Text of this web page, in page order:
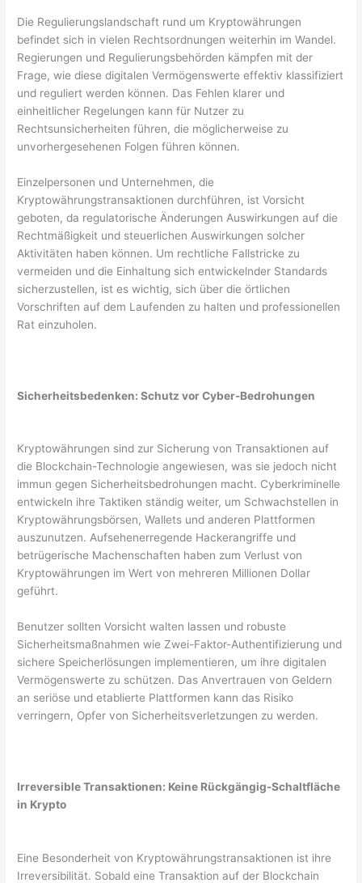
Die Regulierungslandschaft rund um Kryptowährungen
befindet sich in vielen Rechtsordnungen weiterhin im Wandel.
Regierungen und Regulierungsbehörden kämpfen mit der
Frage, wie diese digitalen Vermögenswerte effektiv klassifiziert
und reguliert werden können. Das Fehlen klarer und
einheitlicher Regelungen kann für Nutzer zu
Rechtsunsicherheiten führen, die möglicherweise zu
unvorhergesehenen Folgen führen können.
Einzelpersonen und Unternehmen, die
Kryptowährungstransaktionen durchführen, ist Vorsicht
geboten, da regulatorische Änderungen Auswirkungen auf die
Rechtmäßigkeit und steuerlichen Auswirkungen solcher
Aktivitäten haben können. Um rechtliche Fallstricke zu
vermeiden und die Einhaltung sich entwickelnder Standards
sicherzustellen, ist es wichtig, sich über die örtlichen
Vorschriften auf dem Laufenden zu halten und professionellen
Rat einzuholen.
Sicherheitsbedenken: Schutz vor Cyber-Bedrohungen
Kryptowährungen sind zur Sicherung von Transaktionen auf
die Blockchain-Technologie angewiesen, was sie jedoch nicht
immun gegen Sicherheitsbedrohungen macht. Cyberkriminelle
entwickeln ihre Taktiken ständig weiter, um Schwachstellen in
Kryptowährungsbörsen, Wallets und anderen Plattformen
auszunutzen. Aufsehenerregende Hackerangriffe und
betrügerische Machenschaften haben zum Verlust von
Kryptowährungen im Wert von mehreren Millionen Dollar
geführt.
Benutzer sollten Vorsicht walten lassen und robuste
Sicherheitsmaßnahmen wie Zwei-Faktor-Authentifizierung und
sichere Speicherlösungen implementieren, um ihre digitalen
Vermögenswerte zu schützen. Das Anvertrauen von Geldern
an seriöse und etablierte Plattformen kann das Risiko
verringern, Opfer von Sicherheitsverletzungen zu werden.
Irreversible Transaktionen: Keine Rückgängig-Schaltfläche
in Krypto
Eine Besonderheit von Kryptowährungstransaktionen ist ihre
Irreversibilität. Sobald eine Transaktion auf der Blockchain